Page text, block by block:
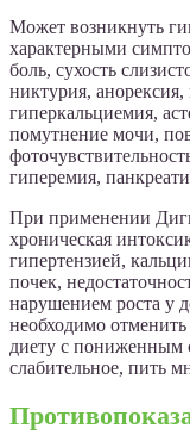
Может возникнуть
характерными
боль, сухость
никтурия, анорексия,
гиперкальциемия,
помутнение мочи,
гиперемия,
При применении
хроническая
гипертензией,
почек,
нарушением роста у
необходимо
диету с пониженным
слабительное, пить